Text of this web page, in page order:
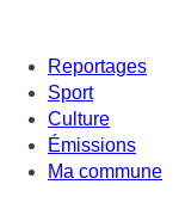
Reportages
Sport
Culture
Émissions
Ma commune